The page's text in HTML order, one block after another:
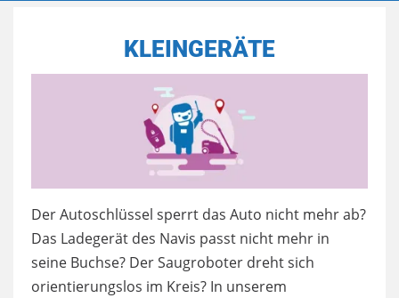
KLEINGERÄTE
Der Autoschlüssel sperrt das Auto nicht mehr ab?
Das Ladegerät des Navis passt nicht mehr in
seine Buchse? Der Saugroboter dreht sich
orientierungslos im Kreis? In unserem